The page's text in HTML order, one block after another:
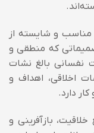
مناسب و شایسته از
که منطقی و
نفسانی بالغ نشات
اخلاقی، اهداف و
دارد.
باز‌آفرینی و